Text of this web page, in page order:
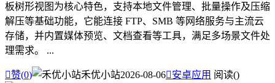
板树形视图为核心特色，支持本地文件管理、批量操作及压缩
解压等基础功能，它能连接 FTP、SMB 等网络服务与主流云
存储，并内置媒体预览、文档查看等工具，满足多场景文件处
理需求。 ...
赞(0) 禾优小站2026-08-06安卓应用 阅读()